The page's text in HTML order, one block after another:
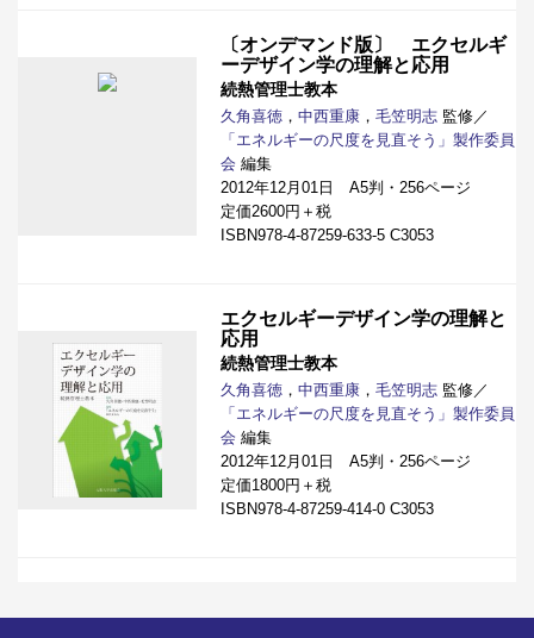
〔オンデマンド版〕 エクセルギ
ーデザイン学の理解と応用
続熱管理士教本
久角喜徳 ， 中西重康 ， 毛笠明志 監修／
「エネルギーの尺度を見直そう」製作委員
会 編集
2012年12月01日 A5判・256ページ
定価2600円＋税
ISBN978-4-87259-633-5 C3053
エクセルギーデザイン学の理解と
応用
続熱管理士教本
久角喜徳 ， 中西重康 ， 毛笠明志 監修／
「エネルギーの尺度を見直そう」製作委員
会 編集
2012年12月01日 A5判・256ページ
定価1800円＋税
ISBN978-4-87259-414-0 C3053